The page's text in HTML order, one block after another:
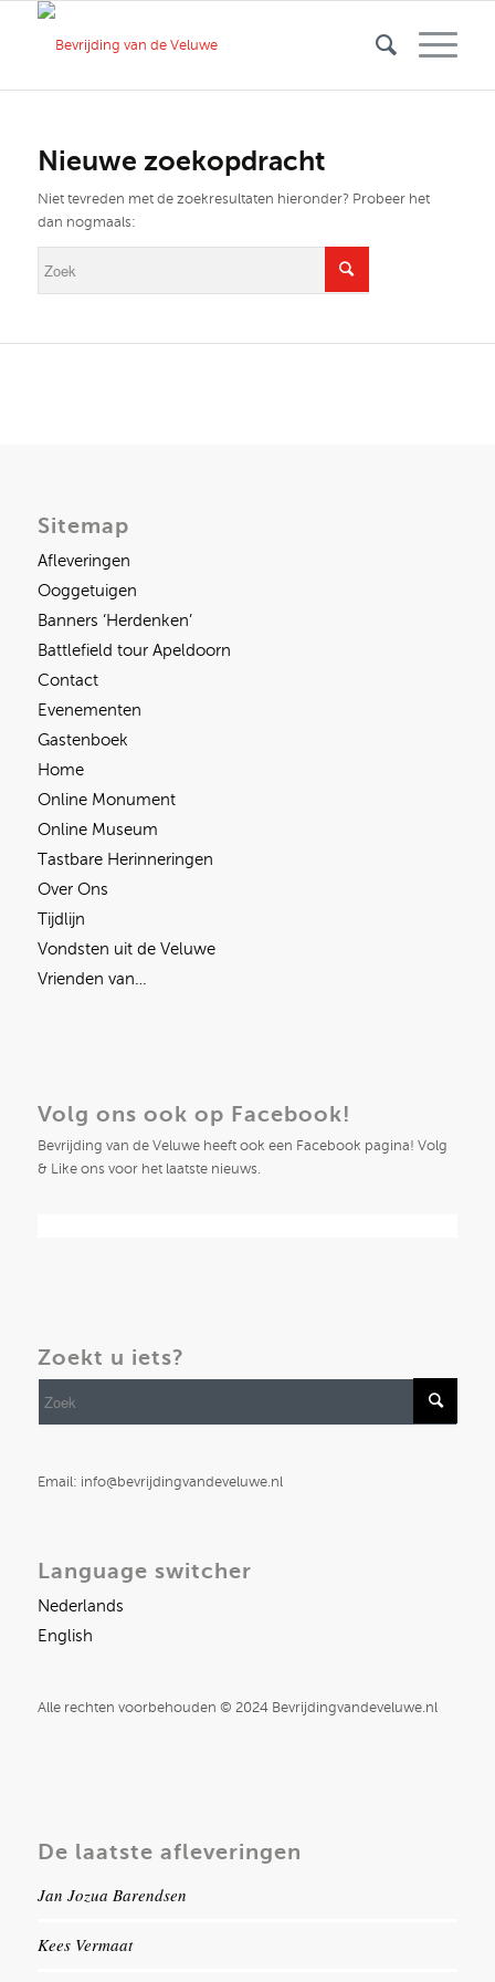
Nieuwe zoekopdracht
Niet tevreden met de zoekresultaten hieronder? Probeer het
dan nogmaals:
Sitemap
Afleveringen
Ooggetuigen
Banners ‘Herdenken’
Battlefield tour Apeldoorn
Contact
Evenementen
Gastenboek
Home
Online Monument
Online Museum
Tastbare Herinneringen
Over Ons
Tijdlijn
Vondsten uit de Veluwe
Vrienden van…
Volg ons ook op Facebook!
Bevrijding van de Veluwe heeft ook een Facebook pagina! Volg
& Like ons voor het laatste nieuws.
Zoekt u iets?
Email: info@bevrijdingvandeveluwe.nl
Language switcher
Nederlands
English
Alle rechten voorbehouden © 2024 Bevrijdingvandeveluwe.nl
De laatste afleveringen
Jan Jozua Barendsen
Kees Vermaat